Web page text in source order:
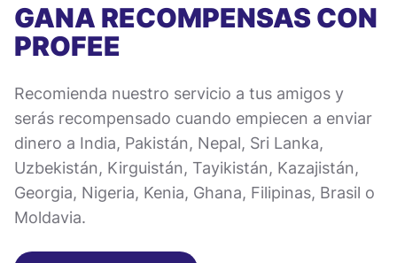
GANA RECOMPENSAS CON
PROFEE
Recomienda nuestro servicio a tus amigos y
serás recompensado cuando empiecen a enviar
dinero a India, Pakistán, Nepal, Sri Lanka,
Uzbekistán, Kirguistán, Tayikistán, Kazajistán,
Georgia, Nigeria, Kenia, Ghana, Filipinas, Brasil o
Moldavia.